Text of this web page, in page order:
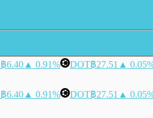
฿6.40 ▲ 0.91% DOT฿27.51 ▲
฿6.40 ▲ 0.91% DOT฿27.51 ▲